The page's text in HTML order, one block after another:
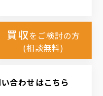
買収をご検討の方
(相談無料)
合わせはこちら